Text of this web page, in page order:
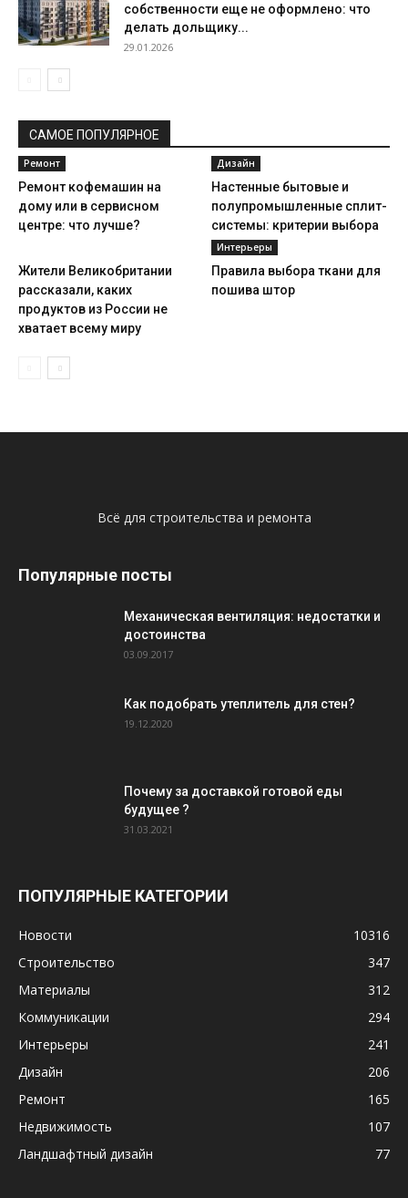
собственности еще не оформлено: что
делать дольщику...
29.01.2026
САМОЕ ПОПУЛЯРНОЕ
Ремонт
Ремонт кофемашин на
дому или в сервисном
центре: что лучше?
Дизайн
Настенные бытовые и
полупромышленные сплит-
системы: критерии выбора
Жители Великобритании
рассказали, каких
продуктов из России не
хватает всему миру
Интерьеры
Правила выбора ткани для
пошива штор
Всё для строительства и ремонта
Популярные посты
Механическая вентиляция: недостатки и
достоинства
03.09.2017
Как подобрать утеплитель для стен?
19.12.2020
Почему за доставкой готовой еды
будущее ?
31.03.2021
ПОПУЛЯРНЫЕ КАТЕГОРИИ
Новости
10316
Строительство
347
Материалы
312
Коммуникации
294
Интерьеры
241
Дизайн
206
Ремонт
165
Недвижимость
107
Ландшафтный дизайн
77